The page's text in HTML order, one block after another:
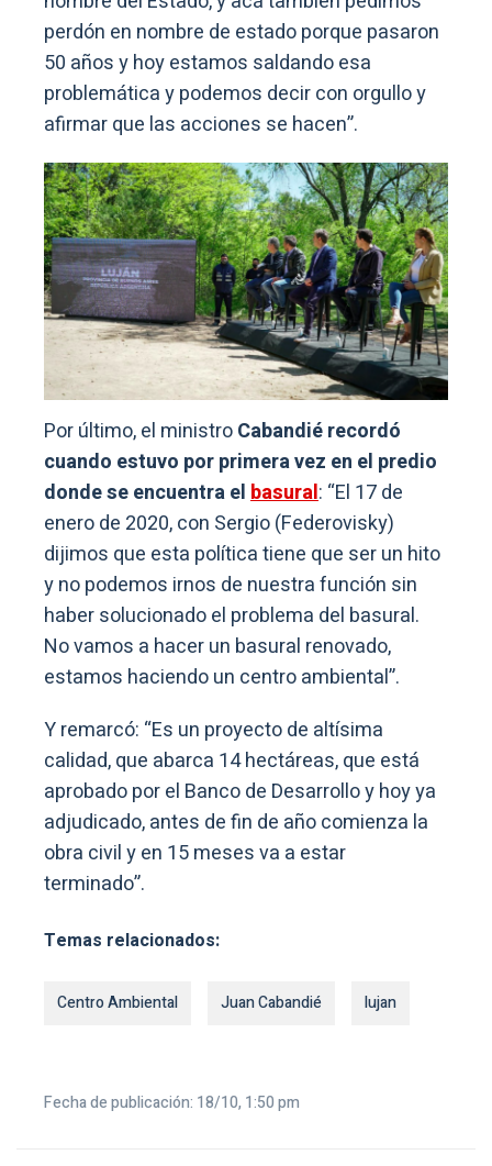
perdón en nombre de estado porque pasaron
50 años y hoy estamos saldando esa
problemática y podemos decir con orgullo y
afirmar que las acciones se hacen”.
Por último, el ministroCabandié recordó
cuando estuvo por primera vez en el predio
donde se encuentra elbasural: “El 17 de
enero de 2020, con Sergio (Federovisky)
dijimos que esta política tiene que ser un hito
y no podemos irnos de nuestra función sin
haber solucionado el problema del basural.
No vamos a hacer un basural renovado,
estamos haciendo un centro ambiental”.
Y remarcó: “Es un proyecto de altísima
calidad, que abarca 14 hectáreas, que está
aprobado por el Banco de Desarrollo y hoy ya
adjudicado, antes de fin de año comienza la
obra civil y en 15 meses va a estar
terminado”.
Temas relacionados:
Centro Ambiental Juan Cabandié lujan
Fecha de publicación: 18/10, 1:50 pm